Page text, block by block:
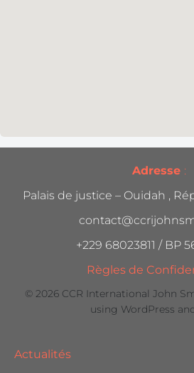
Adresse :
Palais de justice – Ouidah ,
+229 68023811 / BP
Règles de
© 2026 CCR International John
using WordPress
Actualités